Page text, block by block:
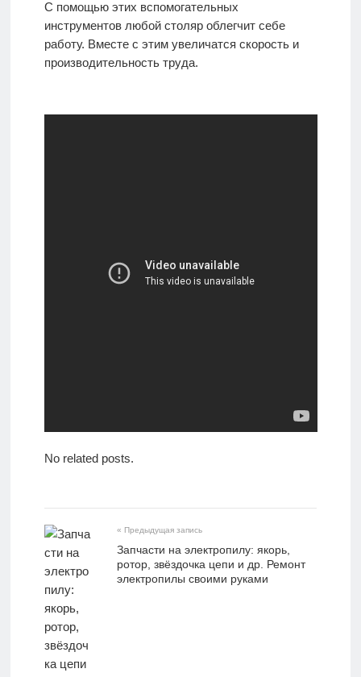
С помощью этих вспомогательных
инструментов любой столяр облегчит себе
работу. Вместе с этим увеличатся скорость и
производительность труда.
No related posts.
« Предыдущая запись
Запчасти на электропилу: якорь,
ротор, звёздочка цепи и др. Ремонт
электропилы своими руками